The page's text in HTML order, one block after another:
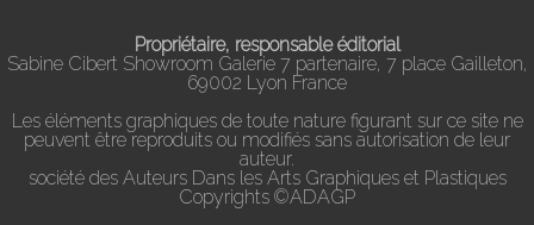
Propriétaire, responsable éditorial
Sabine Cibert Showroom Galerie 7 partenaire, 7 place Gailleton,
69002 Lyon France
Les éléments graphiques de toute nature figurant sur ce site ne
peuvent être reproduits ou modifiés sans autorisation de leur
auteur.
société des Auteurs Dans les Arts Graphiques et Plastiques
Copyrights ©ADAGP